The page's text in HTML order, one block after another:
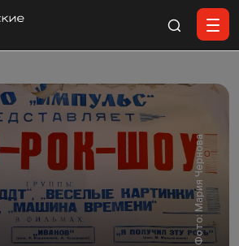
Фото: Мария Чернова